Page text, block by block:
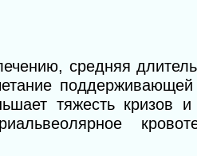
средняя
поддерживающей
тяжесть кризов и